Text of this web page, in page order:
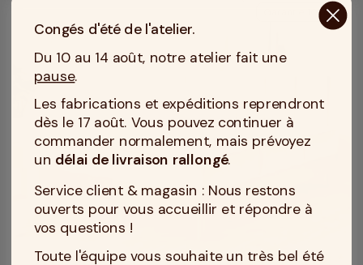
Garantie 10 ans
Congés d'été de l'atelier.
Du 10 au 14 août, notre atelier fait une
pause.
Les fabrications et expéditions reprendront
dès le 17 août. Vous pouvez continuer à
commander normalement, mais prévoyez
un délai de livraison rallongé.
Service client & magasin : Nous restons
ouverts pour vous accueillir et répondre à
vos questions !
Toute l'équipe vous souhaite un très bel été